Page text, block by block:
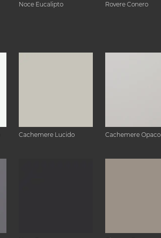
Noce Eucalipto Rovere Conero
Cachemere Lucido Cachemere Opaco